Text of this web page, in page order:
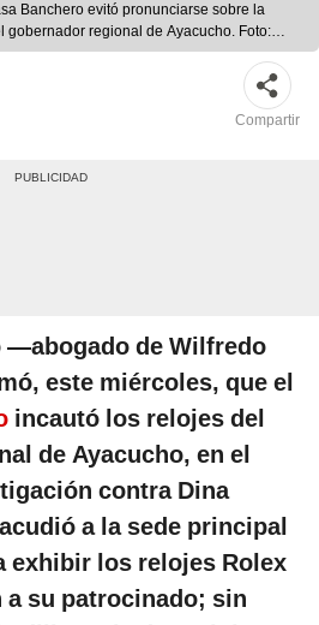
Banchero evitó pronunciarse sobre la
gobernador regional de Ayacucho. Foto:
República
Compartir
—abogado de Wilfredo
este miércoles, que el
incautó los relojes del
de Ayacucho, en el
contra Dina
a la sede principal
exhibir los relojes Rolex
a su patrocinado; sin